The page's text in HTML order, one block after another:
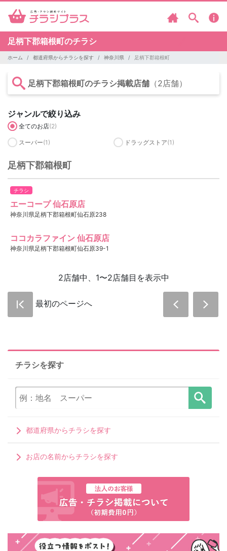
足柄下郡箱根町のチラシ
ホーム 都道府県からチラシを探す 神奈川県 足柄下郡箱根町
足柄下郡箱根町のチラシ掲載店舗 （2店舗）
ジャンルで絞り込み
全てのお店(2)
スーパー(1) ドラッグストア(1)
足柄下郡箱根町
チラシ
エーコープ 仙石原店
神奈川県足柄下郡箱根町仙石原238
ココカラファイン 仙石原店
神奈川県足柄下郡箱根町仙石原39-1
2店舗中、1〜2店舗目を表示中
最初のページへ
チラシを探す
都道府県からチラシを探す
お店の名前からチラシを探す